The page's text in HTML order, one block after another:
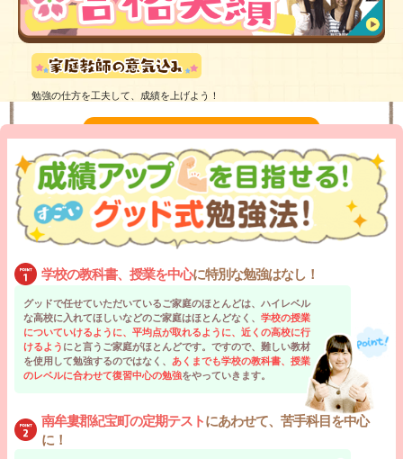
ですから、やり方が良くないせいで、やる気はあるのに成績が上がらない子
に対し、効率良く暗記する方法、理解を深める方法を教えたいです。
勉強の仕方を工夫して、成績を上げよう！
みく先生
学校の教科書、授業を中心に特別な勉強はなし！
グッドで任せていただいているご家庭のほとんどは、ハイレベル
な高校に入れてほしいなどのご家庭はほとんどなく、 学校の授業
についていけるように、平均点が取れるように、近くの高校に行
けるよう にと言うご家庭がほとんどです。ですので、難しい教材
を使用して勉強するのではなく、 あくまでも学校の教科書、授業
のレベルに合わせて復習中心の勉強をやっていきます。
南牟婁郡紀宝町の定期テストにあわせて、苦手科目を中心
に！